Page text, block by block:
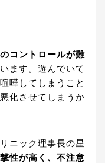
コントロールが難
ます。遊んでいて
嘩してしまうこと
化させてしまうか
ニック理事長の星
性が高く、不注意